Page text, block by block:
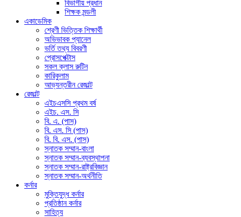
বিভাগীয় প্রধান
শিক্ষক মন্ডলী
একাডেমিক
শ্রেণী ভিত্তিক শিক্ষার্থী
অভিভাবক প্যানেল
ভর্তি তথ্য বিবরণী
প্রোসপেক্টাস
সকল ক্লাস রুটিন
কারিকুলাম
আভ্যন্তরীন রেজাল্ট
রেজাল্ট
এইচএসসি প্রথম বর্ষ
এইচ. এস. সি
বি. এ. (পাস)
বি. এস. সি (পাস)
বি. বি. এস. (পাস)
স্নাতক সম্মান-বাংলা
স্নাতক সম্মান-ব্যবস্থাপনা
স্নাতক সম্মান-রাষ্ট্রবিজ্ঞান
স্নাতক সম্মান-অর্থনীতি
কর্নার
মুক্তিযুদ্ধ কর্নার
প্রতিষ্ঠান কর্নার
সাহিত্য